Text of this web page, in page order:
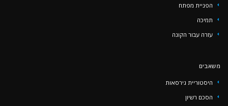
הפניית מפתח
‏‏תמיכה
עזרה עבור הקונה
משאבים
היסטוריית גירסאות
הסכם רשיון